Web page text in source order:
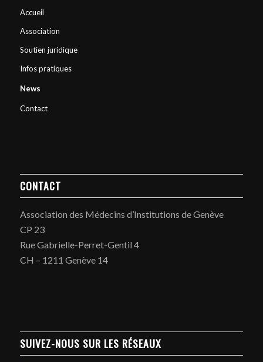
Accueil
Association
Soutien juridique
Infos pratiques
News
Contact
CONTACT
Association des Médecins d’Institutions de Genève
CP 23
Rue Gabrielle-Perret-Gentil 4
CH – 1211 Genève 14
SUIVEZ-NOUS SUR LES RÉSEAUX